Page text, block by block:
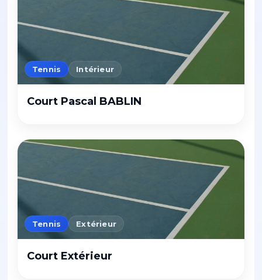
Tennis Intérieur
Court Pascal BABLIN
Tennis Extérieur
Court Extérieur